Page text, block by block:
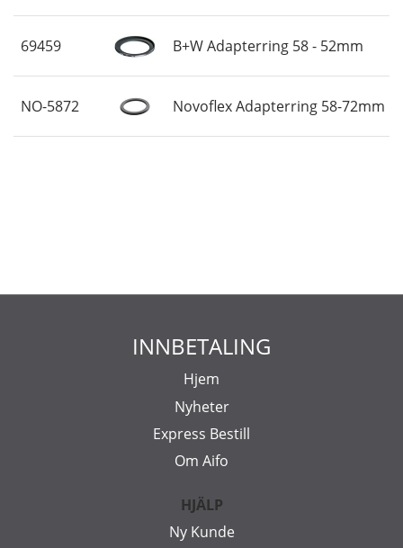
69459 B+W Adapterring 58 - 52mm
NO-5872 Novoflex Adapterring 58-72mm
INNBETALING
Hjem
Nyheter
Express Bestill
Om Aifo
HJÄLP
Ny Kunde